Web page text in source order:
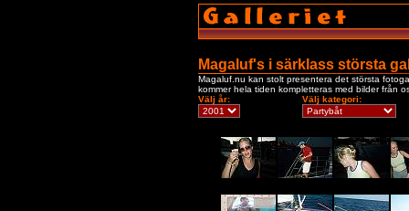
Magaluf's i särklass största
Magaluf.nu kan stolt presentera det största
kommer hela tiden kompletteras med bilder från
Välj år:
Välj kategori: